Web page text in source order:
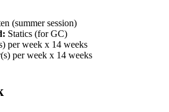
(summer session)
Statics (for GC)
per week x 14 weeks
per week x 14 weeks